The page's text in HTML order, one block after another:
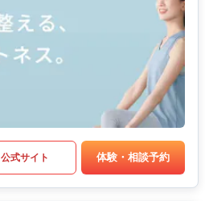
公式サイト 体験・相談予約